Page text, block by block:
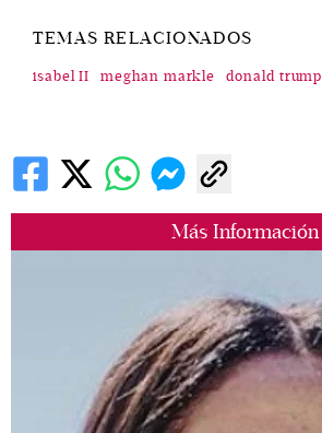
Más Información
TEMAS RELACIONADOS
isabel II meghan markle donald trump